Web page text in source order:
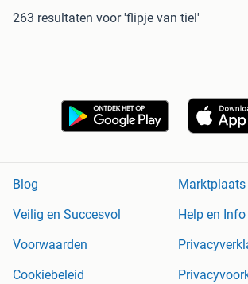
263 resultaten voor 'flipje van tiel'
Blog
Veilig en Succesvol
Help en Info
Voorwaarden
Cookiebeleid